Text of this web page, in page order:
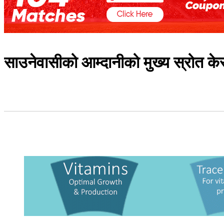
साउनेवासीको आम्दानीको मुख्य स्रोत